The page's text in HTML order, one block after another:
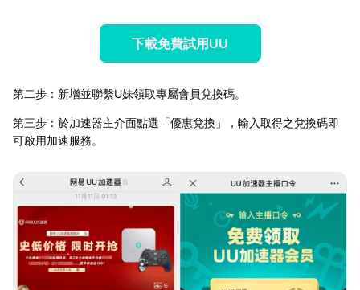
下載免費試用UU
第二步：新增並聯繫U妹領取專屬會員兌換碼。
第三步：於加速器主介面點選「優惠兌換」，輸入取得之兌換碼即
可啟用加速服務。